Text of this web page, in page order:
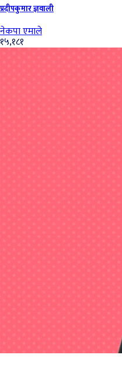
प्रदीपकुमार ज्ञवाली
नेकपा एमाले
१५,१८१